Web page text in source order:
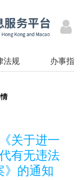
法规 办事指南
关于进一
有无违法
》的通知